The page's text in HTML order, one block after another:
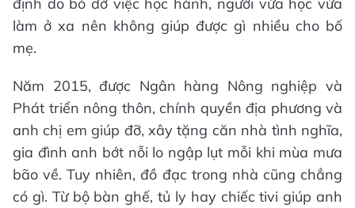
làm ở xa nên không giúp được gì nhiều cho bố
mẹ.
Năm 2015, được Ngân hàng Nông nghiệp và
Phát triển nông thôn, chính quyền địa phương và
anh chị em giúp đỡ, xây tặng căn nhà tình nghĩa,
gia đình anh bớt nỗi lo ngập lụt mỗi khi mùa mưa
bão về. Tuy nhiên, đồ đạc trong nhà cũng chẳng
có gì. Từ bộ bàn ghế, tủ ly hay chiếc tivi giúp anh